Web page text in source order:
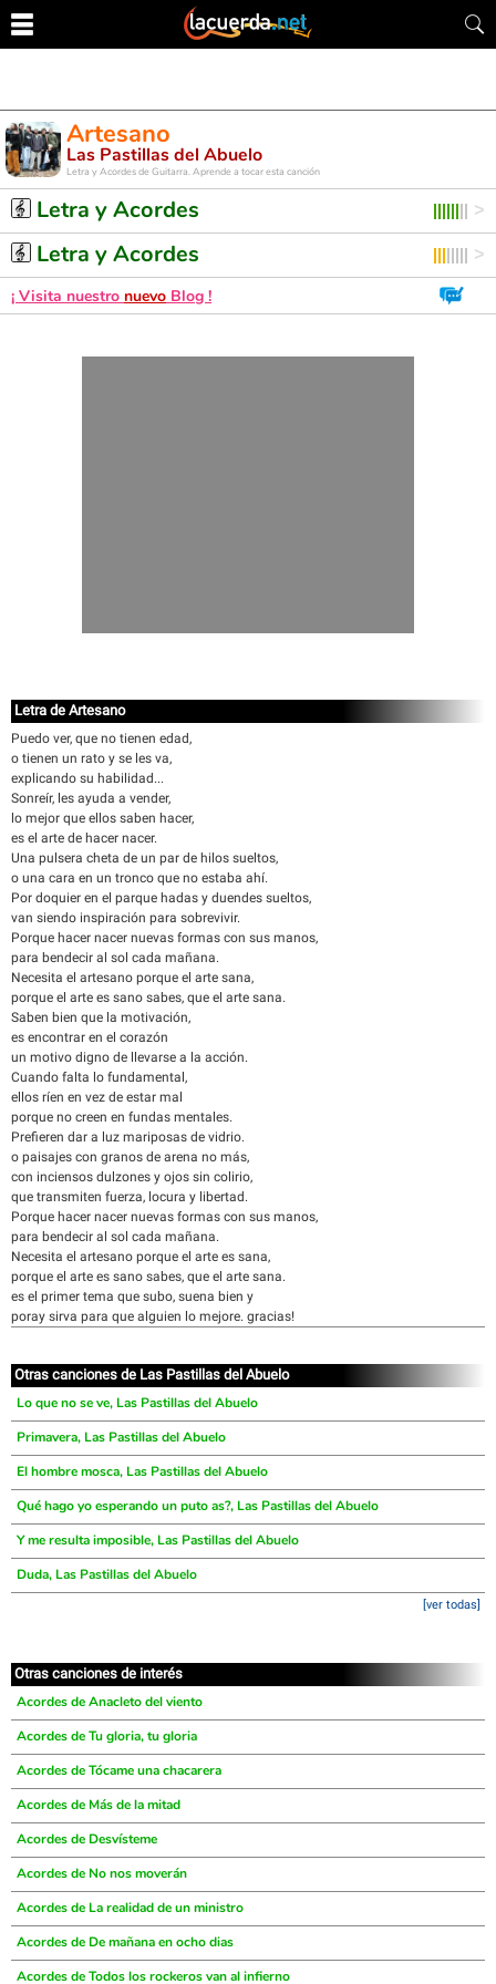
Artesano
Las Pastillas del Abuelo
Letra y Acordes de Guitarra. Aprende a tocar esta canción
Letra y Acordes
Letra y Acordes
¡ Visita nuestro nuevo Blog !
Letra de Artesano
Puedo ver, que no tienen edad,
o tienen un rato y se les va,
explicando su habilidad...
Sonreír, les ayuda a vender,
lo mejor que ellos saben hacer,
es el arte de hacer nacer.
Una pulsera cheta de un par de hilos sueltos,
o una cara en un tronco que no estaba ahí.
Por doquier en el parque hadas y duendes sueltos,
van siendo inspiración para sobrevivir.
Porque hacer nacer nuevas formas con sus manos,
para bendecir al sol cada mañana.
Necesita el artesano porque el arte sana,
porque el arte es sano sabes, que el arte sana.
Saben bien que la motivación,
es encontrar en el corazón
un motivo digno de llevarse a la acción.
Cuando falta lo fundamental,
ellos ríen en vez de estar mal
porque no creen en fundas mentales.
Prefieren dar a luz mariposas de vidrio.
o paisajes con granos de arena no más,
con inciensos dulzones y ojos sin colirio,
que transmiten fuerza, locura y libertad.
Porque hacer nacer nuevas formas con sus manos,
para bendecir al sol cada mañana.
Necesita el artesano porque el arte es sana,
porque el arte es sano sabes, que el arte sana.
es el primer tema que subo, suena bien y
poray sirva para que alguien lo mejore. gracias!
Otras canciones de Las Pastillas del Abuelo
Lo que no se ve, Las Pastillas del Abuelo
Primavera, Las Pastillas del Abuelo
El hombre mosca, Las Pastillas del Abuelo
Qué hago yo esperando un puto as?, Las Pastillas del Abuelo
Y me resulta imposible, Las Pastillas del Abuelo
Duda, Las Pastillas del Abuelo
[ver todas]
Otras canciones de interés
Acordes de Anacleto del viento
Acordes de Tu gloria, tu gloria
Acordes de Tócame una chacarera
Acordes de Más de la mitad
Acordes de Desvísteme
Acordes de No nos moverán
Acordes de La realidad de un ministro
Acordes de De mañana en ocho dias
Acordes de Todos los rockeros van al infierno